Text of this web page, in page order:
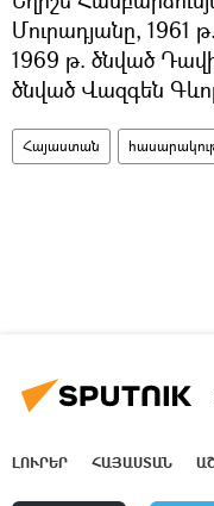
Մուրադյանը, 1961
1969 թ. ծնված
ծնված Վազգեն
Հայաստան
ԼՈՒՐԵՐ ՀԱՅԱՍՏԱՆ